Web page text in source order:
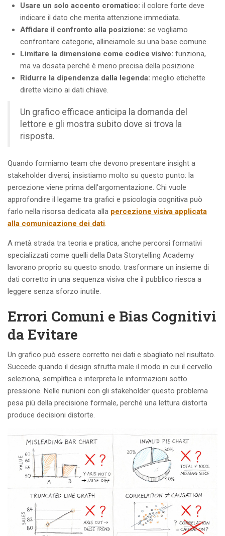
Usare un solo accento cromatico: il colore forte deve
indicare il dato che merita attenzione immediata.
Affidare il confronto alla posizione: se vogliamo
confrontare categorie, allineiamole su una base comune.
Limitare la dimensione come codice visivo: funziona,
ma va dosata perché è meno precisa della posizione.
Ridurre la dipendenza dalla legenda: meglio etichette
dirette vicino ai dati chiave.
Un grafico efficace anticipa la domanda del
lettore e gli mostra subito dove si trova la
risposta.
Quando formiamo team che devono presentare insight a
stakeholder diversi, insistiamo molto su questo punto: la
percezione viene prima dell'argomentazione. Chi vuole
approfondire il legame tra grafici e psicologia cognitiva può
farlo nella risorsa dedicata alla percezione visiva applicata
alla comunicazione dei dati.
A metà strada tra teoria e pratica, anche percorsi formativi
specializzati come quelli della Data Storytelling Academy
lavorano proprio su questo snodo: trasformare un insieme di
dati corretto in una sequenza visiva che il pubblico riesca a
leggere senza sforzo inutile.
Errori Comuni e Bias Cognitivi
da Evitare
Un grafico può essere corretto nei dati e sbagliato nel risultato.
Succede quando il design sfrutta male il modo in cui il cervello
seleziona, semplifica e interpreta le informazioni sotto
pressione. Nelle riunioni con gli stakeholder questo problema
pesa più della precisione formale, perché una lettura distorta
produce decisioni distorte.